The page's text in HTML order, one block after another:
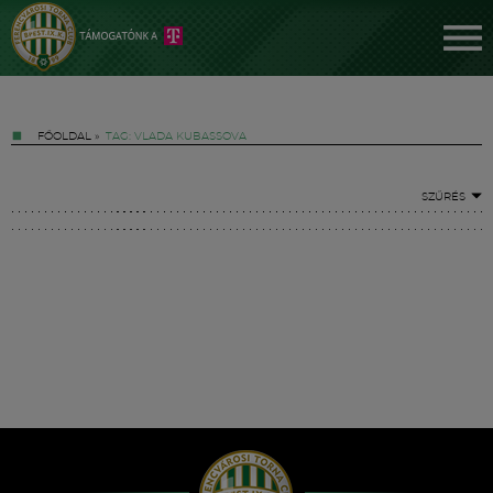
FŐOLDAL » TAG: VLADA KUBASSOVA
SZŰRÉS
Hírek